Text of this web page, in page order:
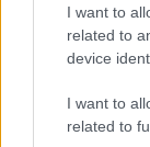
I want to
related to
device
I want to
related to
CHALUPA